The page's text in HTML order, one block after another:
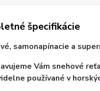
špecifikácie
samonapínacie a
Vám snehové
používané v